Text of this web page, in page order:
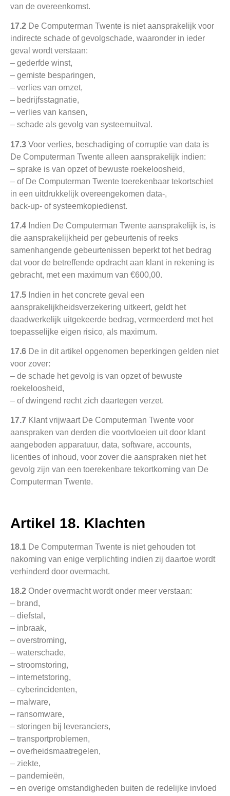
van de overeenkomst.
17.2 De Computerman Twente is niet aansprakelijk voor
indirecte schade of gevolgschade, waaronder in ieder
geval wordt verstaan:
– gederfde winst,
– gemiste besparingen,
– verlies van omzet,
– bedrijfsstagnatie,
– verlies van kansen,
– schade als gevolg van systeemuitval.
17.3 Voor verlies, beschadiging of corruptie van data is
De Computerman Twente alleen aansprakelijk indien:
– sprake is van opzet of bewuste roekeloosheid,
– of De Computerman Twente toerekenbaar tekortschiet
in een uitdrukkelijk overeengekomen data-,
back-up- of systeemkopiedienst.
17.4 Indien De Computerman Twente aansprakelijk is, is
die aansprakelijkheid per gebeurtenis of reeks
samenhangende gebeurtenissen beperkt tot het bedrag
dat voor de betreffende opdracht aan klant in rekening is
gebracht, met een maximum van €600,00.
17.5 Indien in het concrete geval een
aansprakelijkheidsverzekering uitkeert, geldt het
daadwerkelijk uitgekeerde bedrag, vermeerderd met het
toepasselijke eigen risico, als maximum.
17.6 De in dit artikel opgenomen beperkingen gelden niet
voor zover:
– de schade het gevolg is van opzet of bewuste
roekeloosheid,
– of dwingend recht zich daartegen verzet.
17.7 Klant vrijwaart De Computerman Twente voor
aanspraken van derden die voortvloeien uit door klant
aangeboden apparatuur, data, software, accounts,
licenties of inhoud, voor zover die aanspraken niet het
gevolg zijn van een toerekenbare tekortkoming van De
Computerman Twente.
Artikel 18. Klachten
18.1 De Computerman Twente is niet gehouden tot
nakoming van enige verplichting indien zij daartoe wordt
verhinderd door overmacht.
18.2 Onder overmacht wordt onder meer verstaan:
– brand,
– diefstal,
– inbraak,
– overstroming,
– waterschade,
– stroomstoring,
– internetstoring,
– cyberincidenten,
– malware,
– ransomware,
– storingen bij leveranciers,
– transportproblemen,
– overheidsmaatregelen,
– ziekte,
– pandemieën,
– en overige omstandigheden buiten de redelijke invloed